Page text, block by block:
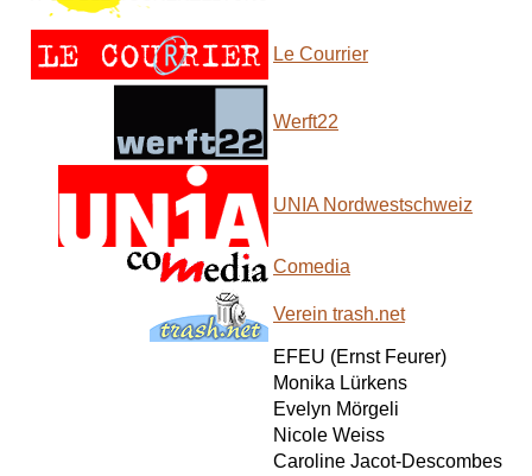
Le Courrier
Werft22
UNIA Nordwestschweiz
Comedia
Verein trash.net
EFEU (Ernst Feurer)
Monika Lürkens
Evelyn Mörgeli
Nicole Weiss
Caroline Jacot-Descombes